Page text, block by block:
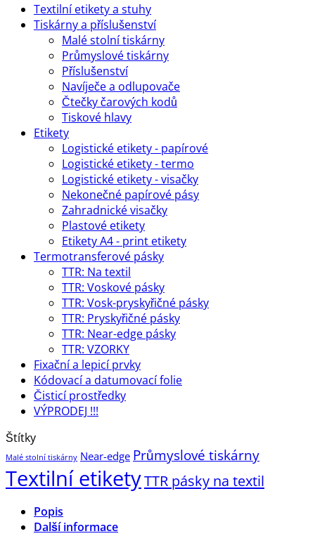
na
roli
množství
Textilní etikety a stuhy
Tiskárny a příslušenství
Malé stolní tiskárny
Průmyslové tiskárny
Příslušenství
Navíječe a odlupovače
Čtečky čarových kodů
Tiskové hlavy
Etikety
Logistické etikety - papírové
Logistické etikety - termo
Logistické etikety - visačky
Nekonečné papírové pásy
Zahradnické visačky
Plastové etikety
Etikety A4 - print etikety
Termotransferové pásky
TTR: Na textil
TTR: Voskové pásky
TTR: Vosk-pryskyřičné pásky
TTR: Pryskyřičné pásky
TTR: Near-edge pásky
TTR: VZORKY
Fixační a lepicí prvky
Kódovací a datumovací folie
Čisticí prostředky
VÝPRODEJ !!!
Štítky
Malé stolní tiskárny Near-edge Průmyslové tiskárny
Textilní etiketyTTR pásky na textil
Popis
Další informace